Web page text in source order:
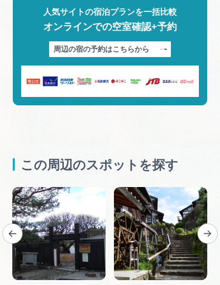
人気サイトの宿泊プランを一括比較
オンラインでの空室確認+予約
周辺の宿の予約はこちらから
この周辺のスポットを探す